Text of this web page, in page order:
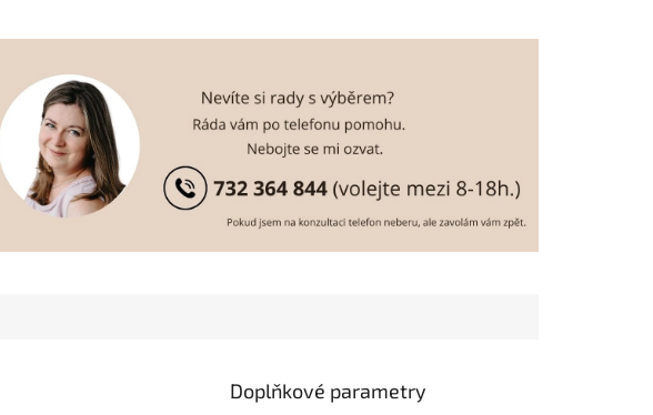
Doplňkové parametry